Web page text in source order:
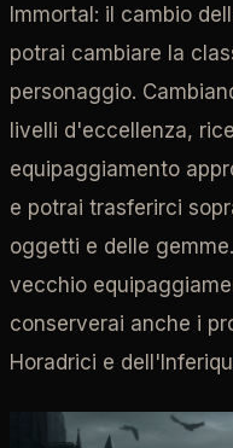
Immortal: il cambio
potrai cambiare la
personaggio.
livelli d'eccellenza,
equipaggiamento
e potrai trasferirci
oggetti e delle
vecchio
conserverai anche i
Horadrici e